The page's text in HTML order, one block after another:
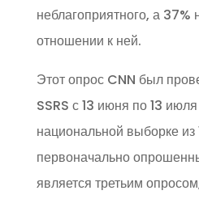
неблагоприятного, а
отношении к ней.
Этот опрос CNN был
SSRS с 13 июня по 13
национальной выборке
первоначально
является третьим